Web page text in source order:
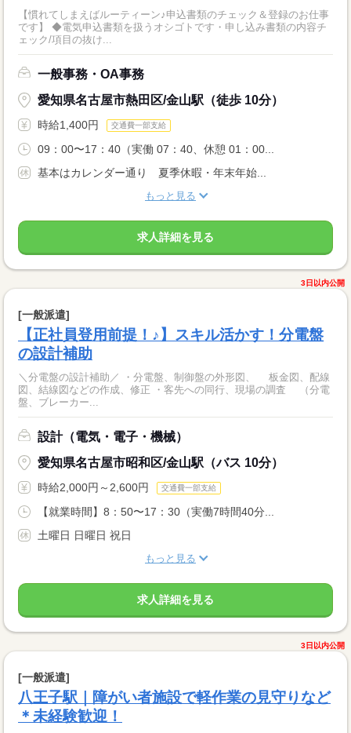
【慣れてしまえばルーティーン♪申込書類のチェック＆登録のお仕事
です】 ◆電気申込書類を扱うオシゴトです・申し込み書類の内容チ
ェック/項目の抜け...
一般事務・OA事務
愛知県名古屋市熱田区/金山駅（徒歩 10分）
時給1,400円 交通費一部支給
09：00〜17：40（実働 07：40、休憩 01：00...
基本はカレンダー通り 夏季休暇・年末年始...
もっと見る
求人詳細を見る
3日以内公開
[一般派遣]
【正社員登用前提！♪】スキル活かす！分電盤
の設計補助
＼分電盤の設計補助／ ・分電盤、制御盤の外形図、 板金図、配線
図、結線図などの作成、修正 ・客先への同行、現場の調査 （分電
盤、ブレーカー...
設計（電気・電子・機械）
愛知県名古屋市昭和区/金山駅（バス 10分）
時給2,000円～2,600円 交通費一部支給
【就業時間】8：50〜17：30（実働7時間40分...
土曜日 日曜日 祝日
もっと見る
求人詳細を見る
3日以内公開
[一般派遣]
八王子駅｜障がい者施設で軽作業の見守りなど
＊未経験歓迎！